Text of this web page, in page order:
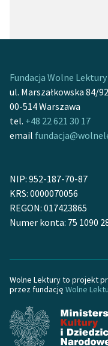
Fundacja Wolne Lektury
ul. Marszałkowska 84/
00-514 Warszawa
tel. +48 22 621 30 17
email
NIP: 952-187-70-87
KRS: 0000070056
REGON: 017423865
Numer konta: 75 1090
Wolne Lektury to projekt
przez fundację Wolne